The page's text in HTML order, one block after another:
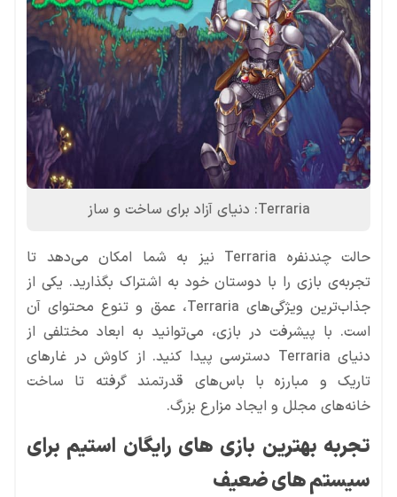
Terraria: دنیای آزاد برای ساخت و ساز
حالت چندنفره Terraria نیز به شما امکان می‌دهد تا
تجربه‌ی بازی را با دوستان خود به اشتراک بگذارید. یکی از
جذاب‌ترین ویژگی‌های Terraria، عمق و تنوع محتوای آن
است. با پیشرفت در بازی، می‌توانید به ابعاد مختلفی از
دنیای Terraria دسترسی پیدا کنید. از کاوش در غارهای
تاریک و مبارزه با باس‌های قدرتمند گرفته تا ساخت
خانه‌های مجلل و ایجاد مزارع بزرگ.
تجربه بهترین بازی های رایگان استیم برای
سیستم های ضعیف